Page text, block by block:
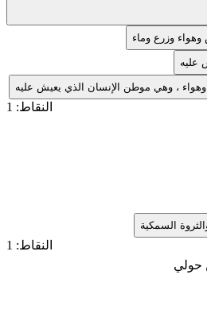
وزرع وماء
، وهي موطن الإنسان الذي يعيش عليه
النقاط: 1
السمكية
النقاط: 1
حولي